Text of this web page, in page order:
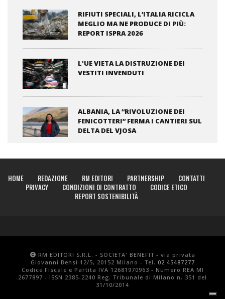
RIFIUTI SPECIALI, L’ITALIA RICICLA
MEGLIO MA NE PRODUCE DI PIÙ:
REPORT ISPRA 2026
L'UE VIETA LA DISTRUZIONE DEI
VESTITI INVENDUTI
ALBANIA, LA “RIVOLUZIONE DEI
FENICOTTERI” FERMA I CANTIERI SUL
DELTA DEL VJOSA
HOME REDAZIONE RM EDITORI PARTNERSHIP
CONTATTI
PRIVACY
CONDIZIONI DI CONTRATTO
CODICE ETICO
REPORT SOSTENIBILITÀ
RM EDITORI S.R.L. - SOCIETA' BENEFIT - via privata
Giovanni Bensi 12/5, 20152 Milano - Tel. 02 45487277
Codice Fiscale e Partita IVA 12681970963 - Numero REA MI
2677897 - ISSN 2385-2240 Reg. Tribunale di Milano n. 351 del
31/10/2014